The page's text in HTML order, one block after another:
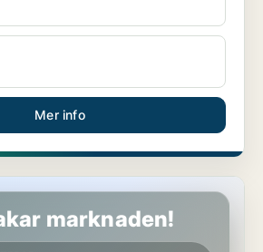
Mer info
marknaden!